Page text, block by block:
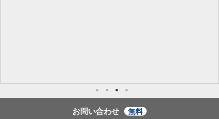
お問い合わせ
無料